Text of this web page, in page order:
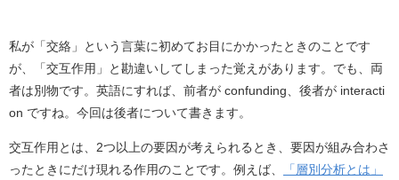
k
私が「交絡」という言葉に初めてお目にかかったときのことです
が、「交互作用」と勘違いしてしまった覚えがあります。でも、両
者は別物です。英語にすれば、前者が confunding、後者が interacti
on ですね。今回は後者について書きます。
交互作用とは、2つ以上の要因が考えられるとき、要因が組み合わさ
ったときにだけ現れる作用のことです。例えば、
「層別分析とは」